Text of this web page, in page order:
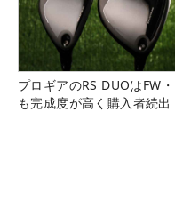
プロギアのRS DUOはFW
も完成度が高く購入者続出